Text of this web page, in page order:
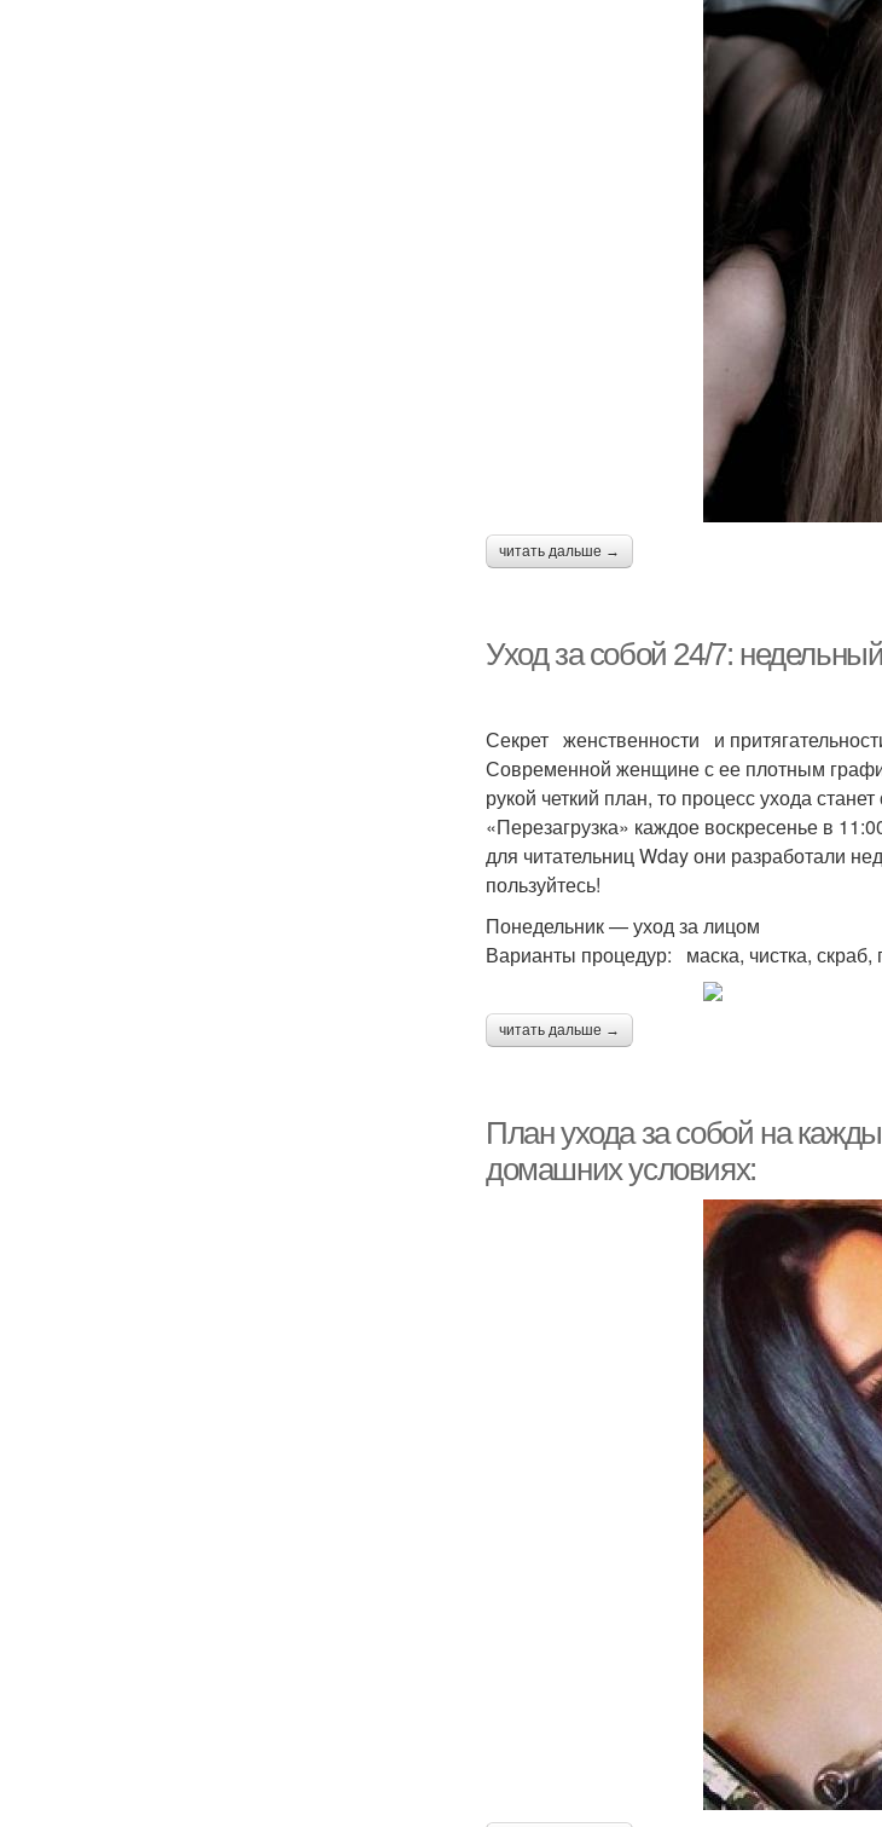
читать дальше →
Уход за собой 24/7:
Секрет женственности и
Современной женщине с ее плотным
рукой четкий план, то процесс ухода
«Перезагрузка» каждое воскресенье в
для читательниц Wday они разработали
пользуйтесь!
Понедельник — уход за лицом
Варианты процедур: маска, чистка,
читать дальше →
План ухода за собой на
домашних условиях: